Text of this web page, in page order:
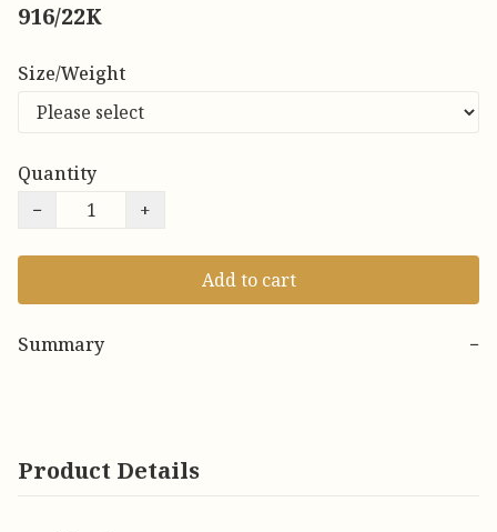
916/22K
Size/Weight
Quantity
−
+
Add to cart
Summary −
Product Details